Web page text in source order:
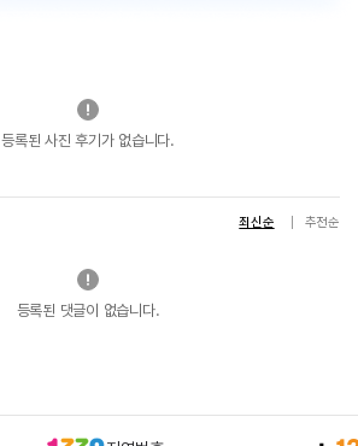
등록된 사진 후기가 없습니다.
최신순 추천순
등록된 댓글이 없습니다.